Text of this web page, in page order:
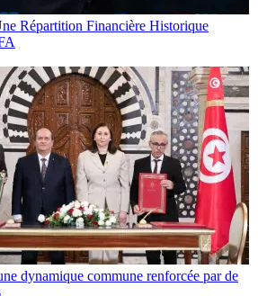
Répartition Financière Historique
dynamique commune renforcée par de